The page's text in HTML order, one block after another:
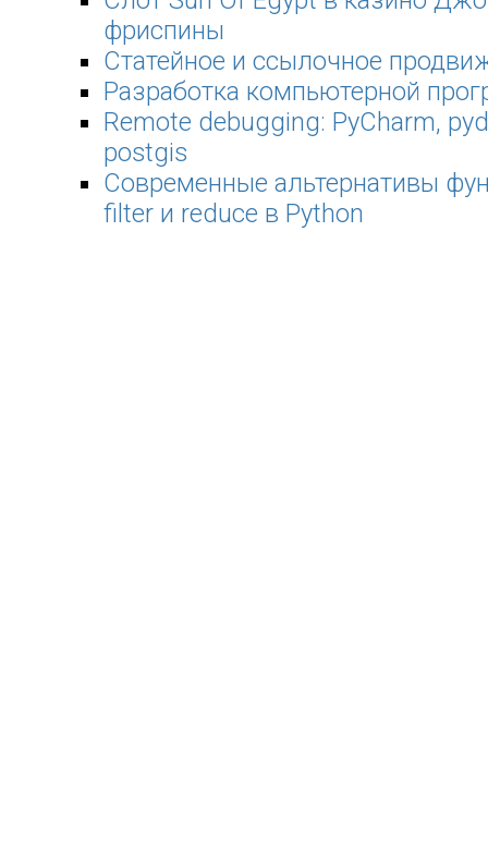
фриспины
Статейное и ссылочное
Разработка компьютерной
Remote debugging: PyCharm,
postgis
Современные альтернативы
filter и reduce в Python